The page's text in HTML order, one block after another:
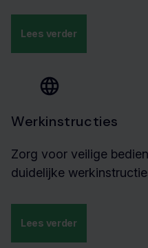
Lees verder
Werkinstructies
Zorg voor veilige
duidelijke
Lees verder